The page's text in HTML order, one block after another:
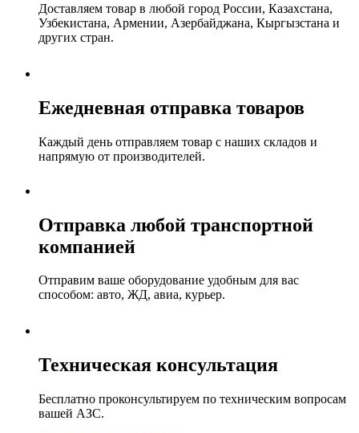
Доставляем товар в любой город России, Казахстана,
Узбекистана, Армении, Азербайджана, Кыргызстана и
других стран.
Ежедневная отправка товаров
Каждый день отправляем товар с наших складов и
напрямую от производителей.
Отправка любой транспортной
компанией
Отправим ваше оборудование удобным для вас
способом: авто, ЖД, авиа, курьер.
Техническая консультация
Бесплатно проконсультируем по техническим вопросам
вашей АЗС.